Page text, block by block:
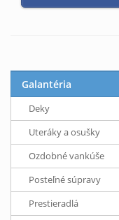
Galantéria
Deky
Uteráky a osušky
Ozdobné vankúše
Posteľné súpravy
Prestieradlá